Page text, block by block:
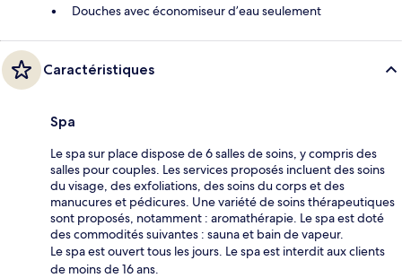
Douches avec économiseur d’eau seulement
Caractéristiques
Spa
Le spa sur place dispose de 6 salles de soins, y compris des
salles pour couples. Les services proposés incluent des soins
du visage, des exfoliations, des soins du corps et des
manucures et pédicures. Une variété de soins thérapeutiques
sont proposés, notamment : aromathérapie. Le spa est doté
des commodités suivantes : sauna et bain de vapeur.
Le spa est ouvert tous les jours. Le spa est interdit aux clients
de moins de 16 ans.